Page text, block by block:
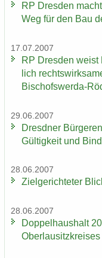
RP Dres­den
Weg für den Bau
17.07.2007
RP Dres­den
lich
Bischofswerda-​
29.06.2007
Dresd­ner
Gül­tig­keit und
28.06.2007
Ziel­ge­rich­te­ter
28.06.2007
Dop­pel­haus­halt